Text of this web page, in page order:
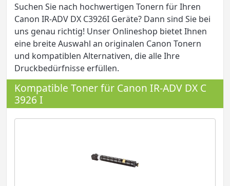
Suchen Sie nach hochwertigen Tonern für Ihren
Canon IR-ADV DX C3926I Geräte? Dann sind Sie bei
uns genau richtig! Unser Onlineshop bietet Ihnen
eine breite Auswahl an originalen Canon Tonern
und kompatiblen Alternativen, die alle Ihre
Druckbedürfnisse erfüllen.
Kompatible Toner für Canon IR-ADV DX C
3926 I